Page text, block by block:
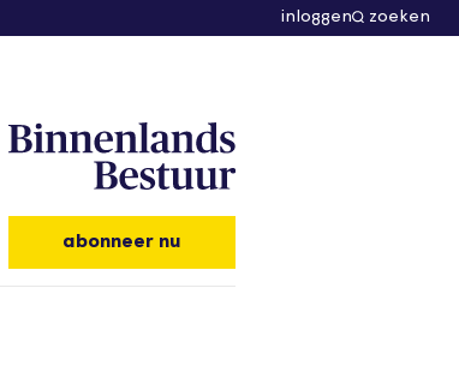
inloggen zoeken
abonneer nu